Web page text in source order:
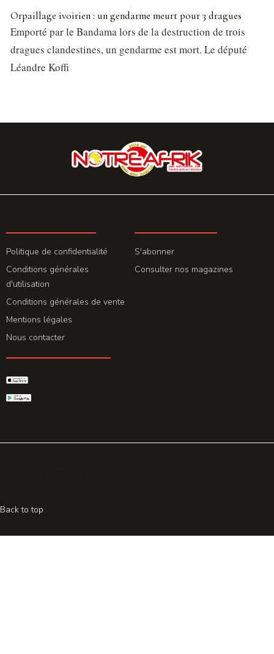
Orpaillage ivoirien : un gendarme meurt pour 3 dragues
Emporté par le Bandama lors de la destruction de trois
dragues clandestines, un gendarme est mort. Le député
Léandre Koffi
Politique de confidentialité
Conditions générales
d'utilisation
Conditions générales de vente
Mentions légales
Nous contacter
S'abonner
Consulter nos magazines
Back to top